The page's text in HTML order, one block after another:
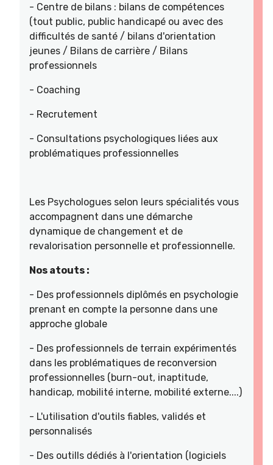
- Centre de bilans : bilans de compétences
(tout public, public handicapé ou avec des
difficultés de santé / bilans d'orientation
jeunes / Bilans de carrière / Bilans
professionnels
- Coaching
- Recrutement
- Consultations psychologiques liées aux
problématiques professionnelles
Les Psychologues selon leurs spécialités vous
accompagnent dans une démarche
dynamique de changement et de
revalorisation personnelle et professionnelle.
Nos atouts :
- Des professionnels diplômés en psychologie
prenant en compte la personne dans une
approche globale
- Des professionnels de terrain expérimentés
dans les problématiques de reconversion
professionnelles (burn-out, inaptitude,
handicap, mobilité interne, mobilité externe....)
- L'utilisation d'outils fiables, validés et
personnalisés
- Des outills dédiés à l'orientation (logiciels